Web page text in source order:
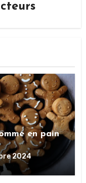
en pain
2024